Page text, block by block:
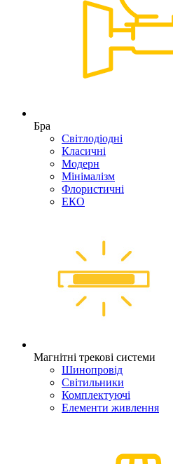
Бра
Світлодіодні
Класичні
Модерн
Мінімалізм
Флористичні
ЕКО
Магнітні трекові системи
Шинопровід
Світильники
Комплектуючі
Елементи живлення